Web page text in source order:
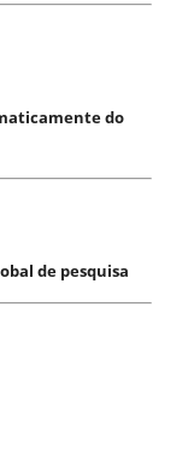
do
de pesquisa